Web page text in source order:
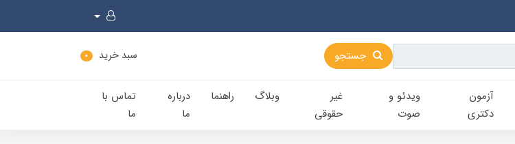
جستجو سبد خرید 0
آزمون
دکتری
ویدئو و
صوت
غیر
حقوقی
وبلاگ راهنما
درباره
ما
تماس با
ما